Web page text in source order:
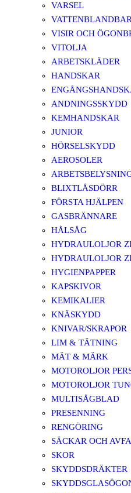
VARSEL
VISIR OCH
VITOLJA
ARBETSKLÄDER
HANDSKAR
ANDNINGSSKYDD
KEMHANDSKAR
JUNIOR
HÖRSELSKYDD
AEROSOLER
BLIXTLÅSDÖRR
FÖRSTA HJÄLPEN
GASBRÄNNARE
HÅLSÅG
HYDRAULOLJOR
HYDRAULOLJOR
HYGIENPAPPER
KAPSKIVOR
KEMIKALIER
KNÄSKYDD
KNIVAR/SKRAPOR
LIM & TÄTNING
MÄT & MÄRK
MOTOROLJOR
MOTOROLJOR
MULTISÅGBLAD
PRESENNING
RENGÖRING
SÄCKAR OCH
SKOR
SKYDDSDRÄKTER